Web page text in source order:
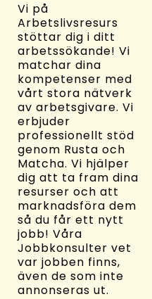
Vi på
Arbetslivsresurs
stöttar dig i ditt
arbetssökande! Vi
matchar dina
kompetenser med
vårt stora nätverk
av arbetsgivare. Vi
erbjuder
professionellt stöd
genom Rusta och
Matcha. Vi hjälper
dig att ta fram dina
resurser och att
marknadsföra dem
så du får ett nytt
jobb! Våra
Jobbkonsulter vet
var jobben finns,
även de som inte
annonseras ut.